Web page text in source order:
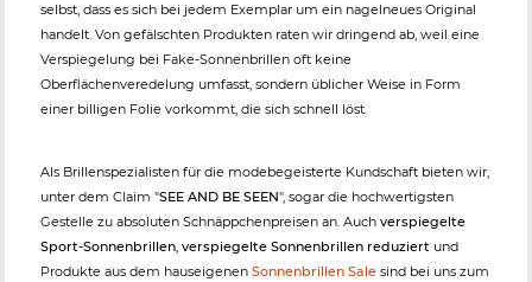
selbst, dass es sich bei jedem Exemplar um ein nagelneues Original
handelt. Von gefälschten Produkten raten wir dringend ab, weil eine
Verspiegelung bei Fake-Sonnenbrillen oft keine
Oberflächenveredelung umfasst, sondern üblicher Weise in Form
einer billigen Folie vorkommt, die sich schnell löst.
Als Brillenspezialisten für die modebegeisterte Kundschaft bieten wir,
unter dem Claim "SEE AND BE SEEN", sogar die hochwertigsten
Gestelle zu absoluten Schnäppchenpreisen an. Auch verspiegelte
Sport-Sonnenbrillen, verspiegelte Sonnenbrillen reduziert und
Produkte aus dem hauseigenen Sonnenbrillen Sale sind bei uns zum